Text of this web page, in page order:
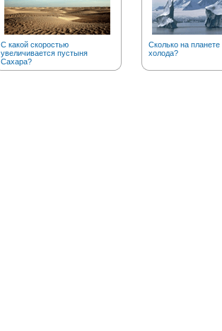
С какой скоростью
увеличивается пустыня
Сахара?
Сколько на
холода?